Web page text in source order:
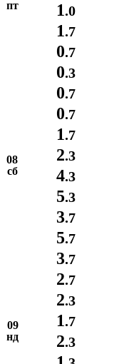
пт
1.0
1.7
0.7
0.3
08
сб
0.7
0.7
1.7
2.3
4.3
5.3
3.7
5.7
09
нд
3.7
2.7
2.3
1.7
2.3